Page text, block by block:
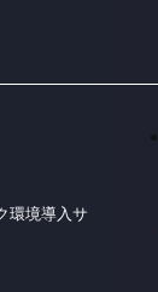
境導入サ